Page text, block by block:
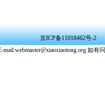
京ICP备11018462号-2
mail:webmaster@xiaoxiaotong.org 如